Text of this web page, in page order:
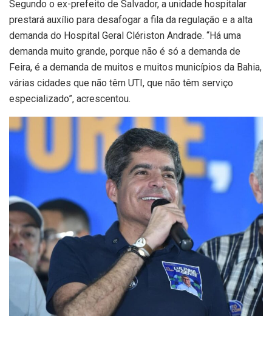
Segundo o ex-prefeito de Salvador, a unidade hospitalar
prestará auxílio para desafogar a fila da regulação e a alta
demanda do Hospital Geral Clériston Andrade. “Há uma
demanda muito grande, porque não é só a demanda de
Feira, é a demanda de muitos e muitos municípios da Bahia,
várias cidades que não têm UTI, que não têm serviço
especializado”, acrescentou.